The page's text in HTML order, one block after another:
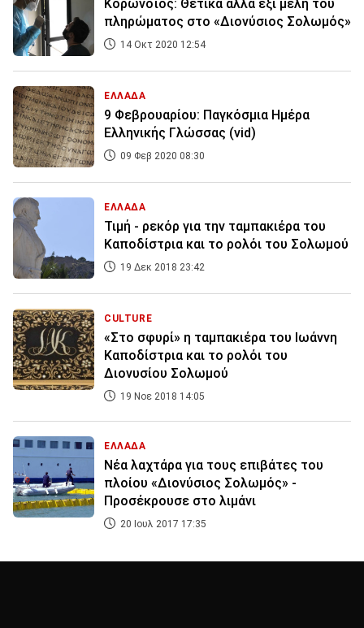
Κορωνοϊός: Θετικά άλλα έξι μέλη του
πληρώματος στο «Διονύσιος Σολωμός»
14 Οκτ 2020 12:54
ΕΛΛΑΔΑ
9 Φεβρουαρίου: Παγκόσμια Ημέρα
Ελληνικής Γλώσσας (vid)
09 Φεβ 2020 08:30
ΕΛΛΑΔΑ
Τιμή - ρεκόρ για την ταμπακιέρα του
Καποδίστρια και το ρολόι του Σολωμού
19 Δεκ 2018 23:42
CULTURE
«Στο σφυρί» η ταμπακιέρα του Ιωάννη
Καποδίστρια και το ρολόι του
Διονυσίου Σολωμού
19 Νοε 2018 14:05
ΕΛΛΑΔΑ
Νέα λαχτάρα για τους επιβάτες του
πλοίου «Διονύσιος Σολωμός» -
Προσέκρουσε στο λιμάνι
20 Ιουλ 2017 17:35